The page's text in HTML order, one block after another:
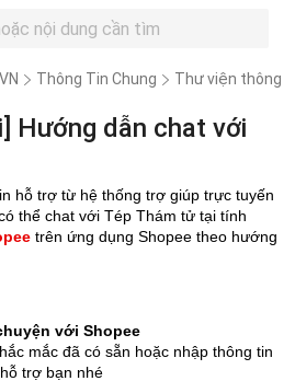
Thông Tin Chung Thư viện thông
Hướng dẫn chat với
hỗ trợ từ hệ thống trợ giúp trực tuyến
thể chat với Tép Thám tử tại tính
trên ứng dụng Shopee theo hướng
với Shopee
mắc đã có sẵn hoặc nhập thông tin
trợ bạn nhé